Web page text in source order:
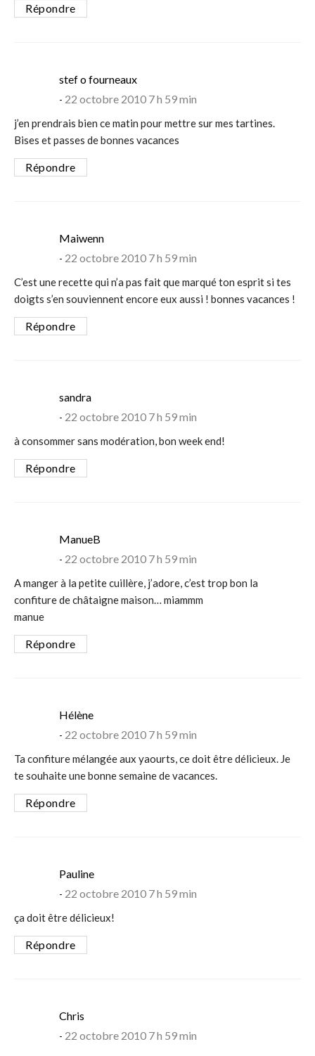
Répondre
stef o fourneauxsays:
22 octobre 2010 7 h 59 min
j’en prendrais bien ce matin pour mettre sur mes tartines.
Bises et passes de bonnes vacances
Répondre
Maiwennsays:
22 octobre 2010 7 h 59 min
C’est une recette qui n’a pas fait que marqué ton esprit si tes
doigts s’en souviennent encore eux aussi ! bonnes vacances !
Répondre
sandrasays:
22 octobre 2010 7 h 59 min
à consommer sans modération, bon week end!
Répondre
ManueB
22 octobre 2010 7 h 59 min
A manger à la petite cuillère, j’adore, c’est trop bon la
confiture de châtaigne maison… miammm
manue
Répondre
Hélènesays:
22 octobre 2010 7 h 59 min
Ta confiture mélangée aux yaourts, ce doit être délicieux. Je
te souhaite une bonne semaine de vacances.
Répondre
Paulinesays:
22 octobre 2010 7 h 59 min
ça doit être délicieux!
Répondre
Chris
22 octobre 2010 7 h 59 min